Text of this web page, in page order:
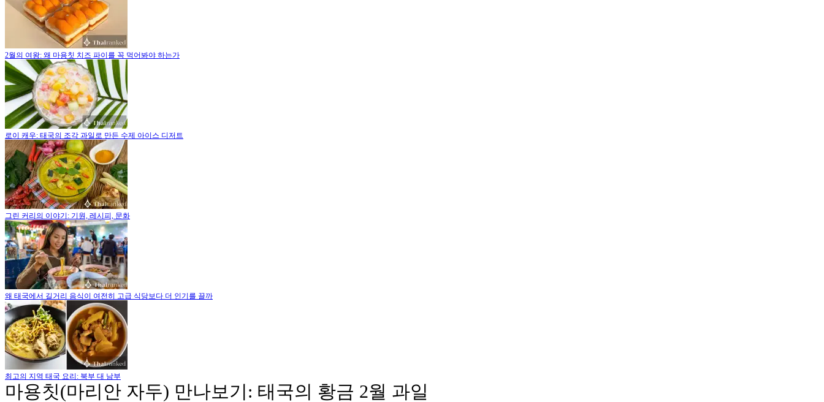
2월의 여왕: 왜 마용칫 치즈 파이를 꼭 먹어봐야 하는가
로이 캐우: 태국의 조각 과일로 만든 수제 아이스 디저트
그린 커리의 이야기: 기원, 레시피, 문화
왜 태국에서 길거리 음식이 여전히 고급 식당보다 더 인기를 끌까
최고의 지역 태국 요리: 북부 대 남부
마용칫(마리안 자두) 만나보기: 태국의 황금 2월 과일